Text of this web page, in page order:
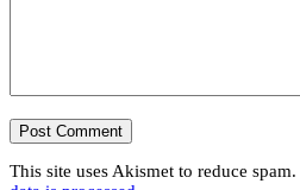
This site uses Akismet to reduce spam.